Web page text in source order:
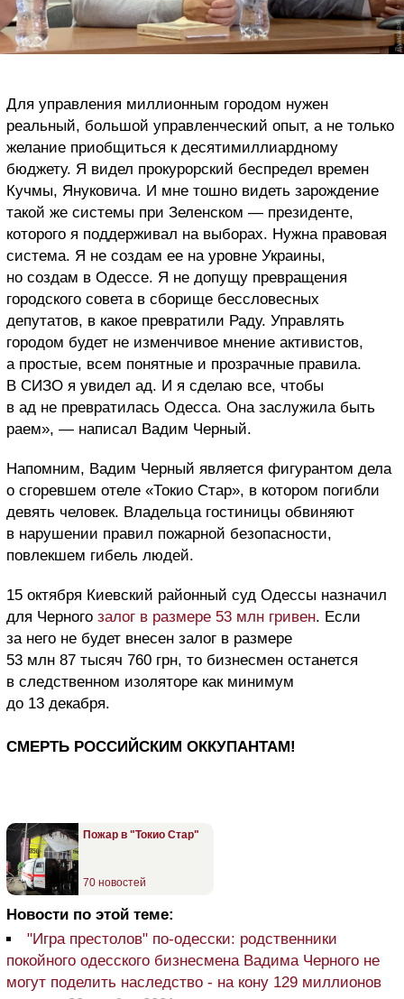
Для управления миллионным городом нужен
реальный, большой управленческий опыт, а не только
желание приобщиться к десятимиллиардному
бюджету. Я видел прокурорский беспредел времен
Кучмы, Януковича. И мне тошно видеть зарождение
такой же системы при Зеленском — президенте,
которого я поддерживал на выборах. Нужна правовая
система. Я не создам ее на уровне Украины,
но создам в Одессе. Я не допущу превращения
городского совета в сборище бессловесных
депутатов, в какое превратили Раду. Управлять
городом будет не изменчивое мнение активистов,
а простые, всем понятные и прозрачные правила.
В СИЗО я увидел ад. И я сделаю все, чтобы
в ад не превратилась Одесса. Она заслужила быть
раем», — написал Вадим Черный.
Напомним, Вадим Черный является фигурантом дела
о сгоревшем отеле «Токио Стар», в котором погибли
девять человек. Владельца гостиницы обвиняют
в нарушении правил пожарной безопасности,
повлекшем гибель людей.
15 октября Киевский районный суд Одессы назначил
для Черного залог в размере 53 млн гривен. Если
за него не будет внесен залог в размере
53 млн 87 тысяч 760 грн, то бизнесмен останется
в следственном изоляторе как минимум
до 13 декабря.
СМЕРТЬ РОССИЙСКИМ ОККУПАНТАМ!
Пожар в "Токио Стар"
70 новостей
Новости по этой теме:
"Игра престолов" по-одесски: родственники
покойного одесского бизнесмена Вадима Черного не
могут поделить наследство - на кону 129 миллионов